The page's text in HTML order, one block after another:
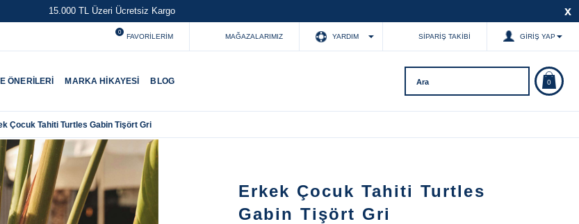
15.000 TL Üzeri Ücretsiz Kargo x
FAVORILERIM
0
MAĞAZALARIMIZ YARDIM SIPARIŞ TAKIBI GIRIŞ YAP
ÖNERILERI MARKA HIKAYESI BLOG 0
Çocuk Tahiti Turtles Gabin Tişört Gri
Erkek Çocuk Tahiti Turtles
Gabin Tişört Gri